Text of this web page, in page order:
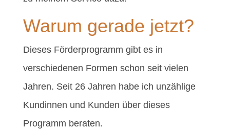
Warum gerade jetzt?
Dieses Förderprogramm gibt es in
verschiedenen Formen schon seit vielen
Jahren. Seit 26 Jahren habe ich unzählige
Kundinnen und Kunden über dieses
Programm beraten.